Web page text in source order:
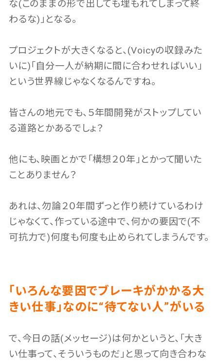
な(このままの形で出しても埋もれてしまって終
わるな)」となる。
プロジェクトが大きくなると、(Voicyの収録みた
いに)「自分一人が納期に間に合わせればいい」
という世界線じゃなくなるんですね。
皆さんの地元でも、５年間開発がストップしてい
る道路とかあるでしょ？
他にも、映画とかで「構想２０年」とかって聞いた
ことありません？
あれは、勿論２０年間ずっと作り続けているわけ
じゃなくて、作っている途中で、何かの要因で(不
可抗力で)何度も何度も止められてしまうんです。
「いろんな要因でブレーキがかかる大
きい仕事」なのに“待てない人”がいる
で、今日の話(メッセージ)は何かというと、「大き
い仕事って、そういうものだ」と思って向き合わな